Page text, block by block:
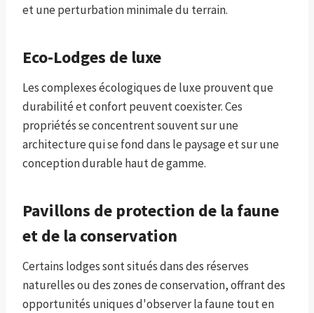
et une perturbation minimale du terrain.
Eco-Lodges de luxe
Les complexes écologiques de luxe prouvent que
durabilité et confort peuvent coexister. Ces
propriétés se concentrent souvent sur une
architecture qui se fond dans le paysage et sur une
conception durable haut de gamme.
Pavillons de protection de la faune
et de la conservation
Certains lodges sont situés dans des réserves
naturelles ou des zones de conservation, offrant des
opportunités uniques d'observer la faune tout en